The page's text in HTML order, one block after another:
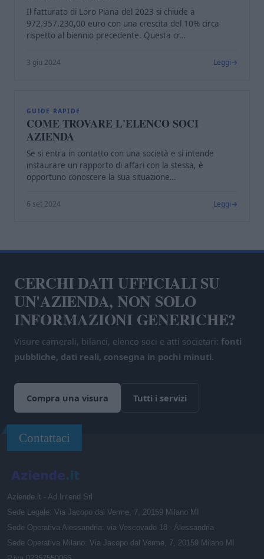
Il fatturato di Loro Piana del 2023 si chiude a
972.957.230,00 euro con una crescita del 10% circa
rispetto al biennio precedente. Questa cr…
3 giu 2024 Leggi
GUIDE RAPIDE
COME TROVARE L'ELENCO SOCI
AZIENDA
Se si entra in contatto con una società e si intende
instaurare un rapporto di affari con la stessa, è
opportuno conoscere la sua situazione…
6 set 2024 Leggi
CERCHI DATI UFFICIALI SU
UN'AZIENDA, NON SOLO
INFORMAZIONI GENERICHE?
Visure camerali, bilanci, elenco soci e atti societari: fonti
pubbliche, dati reali, consegna in pochi minuti.
Compra una visura Tutti i servizi
Contattaci
Aziende.it - Ad Intend Srl
Sede Legale: Via Jacopo dal Verme, 7, 20159 Milano MI
Sede Operativa Alessandria: via Vescovado 18 - Alessandria
Sede Operativa Milano: Via Jacopo dal Verme, 7, 20159 Milano MI